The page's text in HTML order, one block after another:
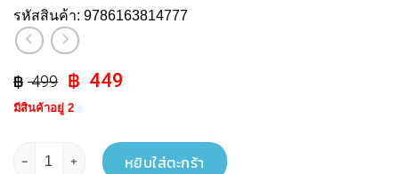
รหัสสินค้า: 9786163814777
499 Original
price
was:
฿ 499.
449
฿ 449.
มีสินค้าอยู่ 2
จำนวน เตรียมพร้อม สอบเข้า ม.1 ครบ 5 วิชาหลัก พิชิตโรงเรียนดังทั่วประเทศ ฉ
หยิบใส่ตะกร้า